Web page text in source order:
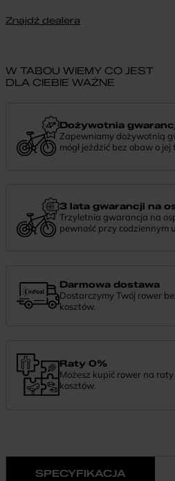
Znajdź dealera
W TABOU WIEMY CO JEST
DLA CIEBIE WAŻNE
Dożywotnia
Zapewniamy dożywotnią
mógł jeździć bez obaw o jej
chętnie pomożemy.3 lata gwarancji na
Trzyletnia gwarancja na
pewność przy codziennym
Darmowa dostawa
Dostarczymy Twój rower
kosztów.
Raty 0%
Możesz kupić rower na
kosztów.
SPECYFIKACJA